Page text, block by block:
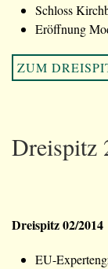
Schloss
Eröffnung
ZUM
Dreispitz
Dreispitz 02/2014
EU-